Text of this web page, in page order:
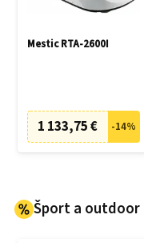
Mestic RTA-2600I
1 133,75 € -14%
Šport a outdoor